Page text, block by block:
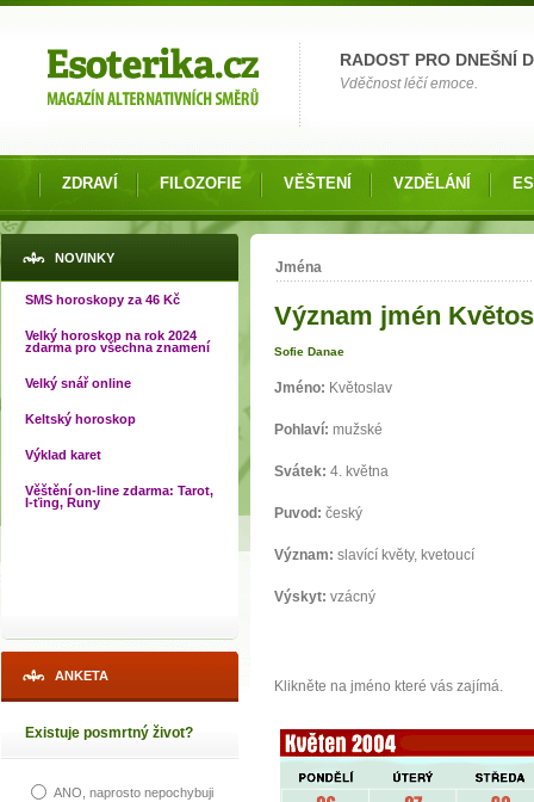
RADOST PRO DNEŠNÍ
Vděčnost léčí emoce.
ZDRAVÍ FILOZOFIE VĚŠTENÍ VZDĚLÁNÍ
NOVINKY
SMS horoskopy za 46 Kč
Velký horoskop na rok 2024
zdarma pro všechna znamení
Velký snář online
Keltský horoskop
Výklad karet
Věštění on-line zdarma: Tarot,
I-ťing, Runy
ANKETA
Existuje posmrtný život?
ANO, naprosto nepochybuji
Jste zde
Jména
Význam jmén
Sofie Danae
Jméno: Květoslav
Pohlaví: mužské
Svátek: 4. května
Puvod: český
Význam: slavící květy, kvetoucí
Výskyt: vzácný
Klikněte na jméno které vás zajímá.